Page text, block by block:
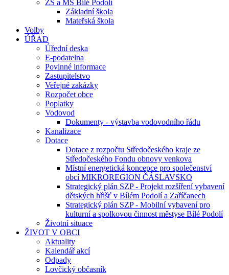
ZŠ a MŠ Bílé Podolí
Základní škola
Mateřská škola
Volby
ÚŘAD
Úřední deska
E-podatelna
Povinné informace
Zastupitelstvo
Veřejné zakázky
Rozpočet obce
Poplatky
Vodovod
Dokumenty - výstavba vodovodního řádu
Kanalizace
Dotace
Dotace z rozpočtu Středočeského kraje ze
Středočeského Fondu obnovy venkova
Místní energetická koncepce pro společenství
obcí MIKROREGION ČÁSLAVSKO
Strategický plán SZP - Projekt rozšíření vybavení
dětských hřišť v Bílém Podolí a Zaříčanech
Strategický plán SZP - Mobilní vybavení pro
kulturní a spolkovou činnost městyse Bílé Podolí
Životní situace
ŽIVOT V OBCI
Aktuality
Kalendář akcí
Odpady
Lovčický občasník